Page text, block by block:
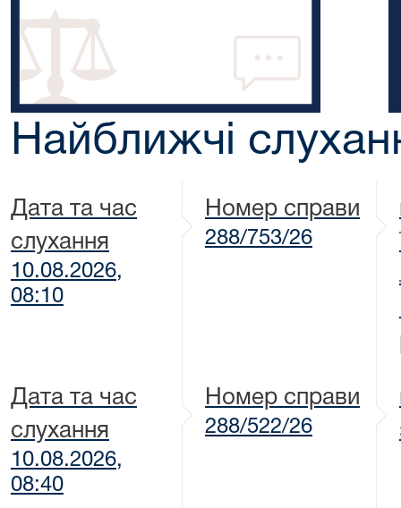
Найближчі
Дата та час
слухання
10.08.2026,
08:10
Номер справи
288/753/26
Дата та час
слухання
10.08.2026,
08:40
Номер справи
288/522/26